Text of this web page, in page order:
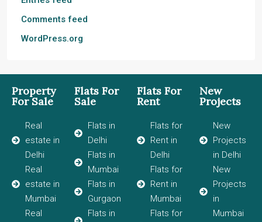
Comments feed
WordPress.org
Property
For Sale
Real
estate in
Delhi
Real
estate in
Mumbai
Real
Flats For
Sale
Flats in
Delhi
Flats in
Mumbai
Flats in
Gurgaon
Flats in
Flats For
Rent
Flats for
Rent in
Delhi
Flats for
Rent in
Mumbai
Flats for
New
Projects
New
Projects
in Delhi
New
Projects
in
Mumbai